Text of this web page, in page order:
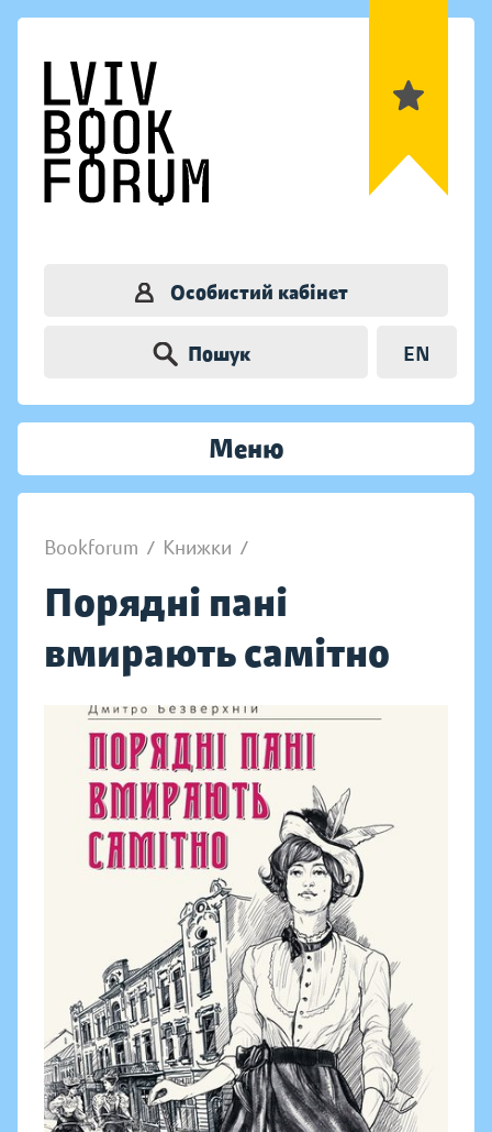
Особистий кабінет
Пошук EN
Меню
Bookforum / Книжки /
Порядні пані
вмирають самітно